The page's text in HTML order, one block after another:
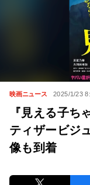
映画ニュース 2025/1/23
『見える子ち
ティザービジ
像も到着